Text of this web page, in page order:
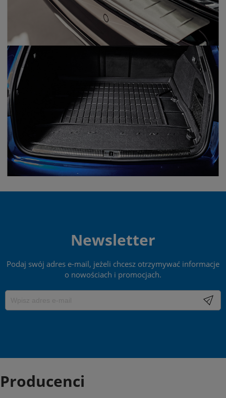
Newsletter
Podaj swój adres e-mail, jeżeli chcesz otrzymywać informacje
o nowościach i promocjach.
Producenci